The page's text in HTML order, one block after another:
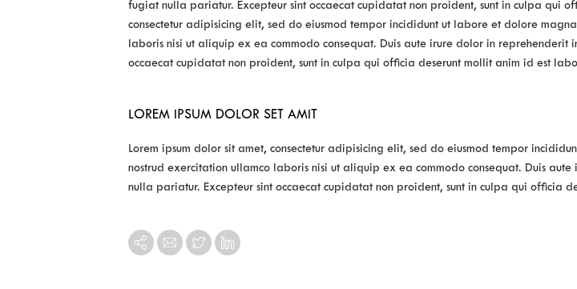
fugiat nulla pariatur. Excepteur sint occaecat cupidatat non proident, sunt in culpa qui
consectetur adipisicing elit, sed do eiusmod tempor incididunt ut labore et dolore
laboris nisi ut aliquip ex ea commodo consequat. Duis aute irure dolor in
occaecat cupidatat non proident, sunt in culpa qui officia deserunt mollit anim id est
LOREM IPSUM DOLOR SET AMIT
Lorem ipsum dolor sit amet, consectetur adipisicing elit, sed do eiusmod tempor
nostrud exercitation ullamco laboris nisi ut aliquip ex ea commodo consequat. Duis
nulla pariatur. Excepteur sint occaecat cupidatat non proident, sunt in culpa qui officia